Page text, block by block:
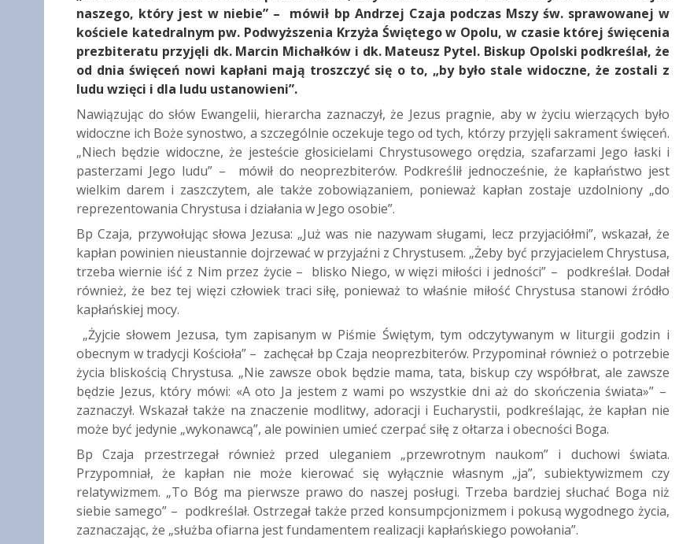
naszego, który jest w niebie” – mówił bp Andrzej Czaja podczas Mszy św. sprawowanej w
kościele katedralnym pw. Podwyższenia Krzyża Świętego w Opolu, w czasie której święcenia
prezbiteratu przyjęli dk. Marcin Michałków i dk. Mateusz Pytel. Biskup Opolski podkreślał, że
od dnia święceń nowi kapłani mają troszczyć się o to, „by było stale widoczne, że zostali z
ludu wzięci i dla ludu ustanowieni”.
Nawiązując do słów Ewangelii, hierarcha zaznaczył, że Jezus pragnie, aby w życiu wierzących było
widoczne ich Boże synostwo, a szczególnie oczekuje tego od tych, którzy przyjęli sakrament święceń.
„Niech będzie widoczne, że jesteście głosicielami Chrystusowego orędzia, szafarzami Jego łaski i
pasterzami Jego ludu” – mówił do neoprezbiterów. Podkreślił jednocześnie, że kapłaństwo jest
wielkim darem i zaszczytem, ale także zobowiązaniem, ponieważ kapłan zostaje uzdolniony „do
reprezentowania Chrystusa i działania w Jego osobie”.
Bp Czaja, przywołując słowa Jezusa: „Już was nie nazywam sługami, lecz przyjaciółmi”, wskazał, że
kapłan powinien nieustannie dojrzewać w przyjaźni z Chrystusem. „Żeby być przyjacielem Chrystusa,
trzeba wiernie iść z Nim przez życie – blisko Niego, w więzi miłości i jedności” – podkreślał. Dodał
również, że bez tej więzi człowiek traci siłę, ponieważ to właśnie miłość Chrystusa stanowi źródło
kapłańskiej mocy.
„Żyjcie słowem Jezusa, tym zapisanym w Piśmie Świętym, tym odczytywanym w liturgii godzin i
obecnym w tradycji Kościoła” – zachęcał bp Czaja neoprezbiterów. Przypominał również o potrzebie
życia bliskością Chrystusa. „Nie zawsze obok będzie mama, tata, biskup czy współbrat, ale zawsze
będzie Jezus, który mówi: «A oto Ja jestem z wami po wszystkie dni aż do skończenia świata»” –
zaznaczył. Wskazał także na znaczenie modlitwy, adoracji i Eucharystii, podkreślając, że kapłan nie
może być jedynie „wykonawcą”, ale powinien umieć czerpać siłę z ołtarza i obecności Boga.
Bp Czaja przestrzegał również przed uleganiem „przewrotnym naukom” i duchowi świata.
Przypomniał, że kapłan nie może kierować się wyłącznie własnym „ja”, subiektywizmem czy
relatywizmem. „To Bóg ma pierwsze prawo do naszej posługi. Trzeba bardziej słuchać Boga niż
siebie samego” – podkreślał. Ostrzegał także przed konsumpcjonizmem i pokusą wygodnego życia,
zaznaczając, że „służba ofiarna jest fundamentem realizacji kapłańskiego powołania”.